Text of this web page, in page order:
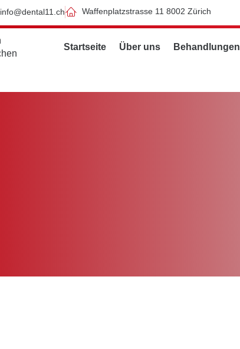
info@dental11.ch Waffenplatzstrasse 11 8002 Zürich
Startseite Über uns Behandlungen